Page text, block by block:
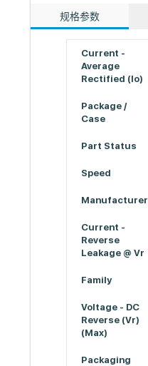
规格参数
Current -
Average
Rectified (Io)
Package /
Case
Part Status
Speed
Manufacturer
Current -
Reverse
Leakage @ Vr
Family
Voltage - DC
Reverse (Vr)
(Max)
Packaging